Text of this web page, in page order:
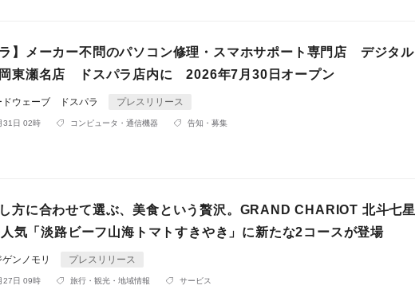
ラ】メーカー不問のパソコン修理・スマホサポート専門店 デジタル
岡東瀬名店 ドスパラ店内に 2026年7月30日オープン
ドウェーブ ドスパラ プレスリリース
31日 02時 コンピュータ・通信機器 告知・募集
方に合わせて選ぶ、美食という贅沢。GRAND CHARIOT 北斗七星
気「淡路ビーフ山海トマトすきやき」に新たな2コースが登場
ンノモリ プレスリリース
27日 09時 旅行・観光・地域情報 サービス